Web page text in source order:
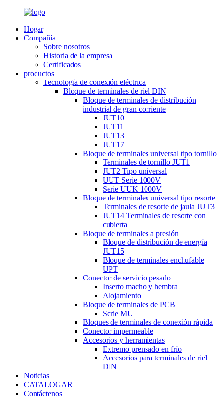
Hogar
Compañía
Sobre nosotros
Historia de la empresa
Certificados
productos
Tecnología de conexión eléctrica
Bloque de terminales de riel DIN
Bloque de terminales de distribución
industrial de gran corriente
JUT10
JUT11
JUT13
JUT17
Bloque de terminales universal tipo tornillo
Terminales de tornillo JUT1
JUT2 Tipo universal
UUT Serie 1000V
Serie UUK 1000V
Bloque de terminales universal tipo resorte
Terminales de resorte de jaula JUT3
JUT14 Terminales de resorte con
cubierta
Bloque de terminales a presión
Bloque de distribución de energía
JUT15
Bloque de terminales enchufable
UPT
Conector de servicio pesado
Inserto macho y hembra
Alojamiento
Bloque de terminales de PCB
Serie MU
Bloques de terminales de conexión rápida
Conector impermeable
Accesorios y herramientas
Extremo prensado en frío
Accesorios para terminales de riel
DIN
Noticias
CATALOGAR
Contáctenos